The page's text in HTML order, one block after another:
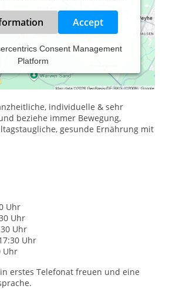
Accept
Consent Management
Platform
& Hypnose spezialisiert.
ich Erwachsene, im Coaching
individuelle & sehr
beziehe immer Bewegung,
gesunde Ernährung mit
Uhr
Uhr
Uhr
Uhr
Uhr
erstes Telefonat freuen und eine